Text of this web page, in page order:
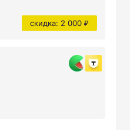
скидка: 2 000 ₽